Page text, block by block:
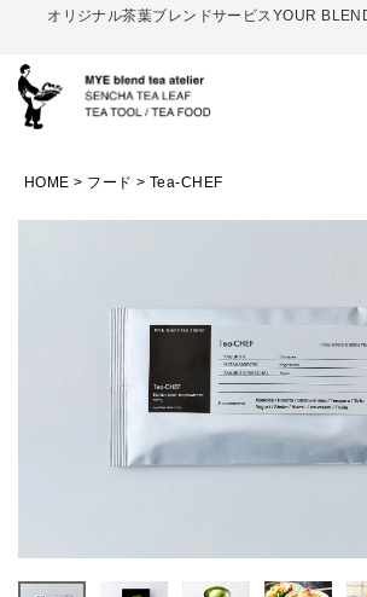
オリジナル茶葉ブレンドサービスYOUR
HOME フード Tea-CHEF